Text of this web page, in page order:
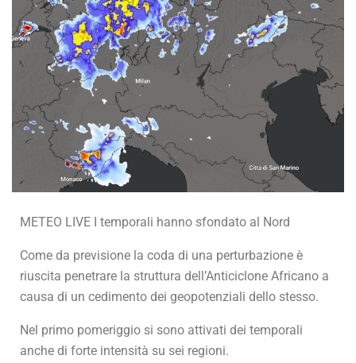
METEO LIVE I temporali hanno sfondato al Nord
Come da previsione la coda di una perturbazione è
riuscita penetrare la struttura dell’Anticiclone Africano a
causa di un cedimento dei geopotenziali dello stesso.
Nel primo pomeriggio si sono attivati dei temporali
anche di forte intensità su sei regioni.